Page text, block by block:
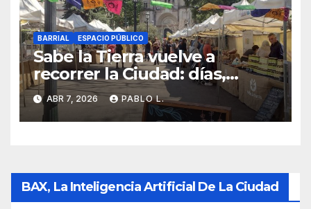
BARRIAL ESPACIO PÚBLICO
Sabe la Tierra vuelve a
recorrer la Ciudad: días,
horarios y dónde encontrarla
esta semana
ABR 7, 2026 PABLO L.
BAX, La Inteligencia Artificial De La Ciudad